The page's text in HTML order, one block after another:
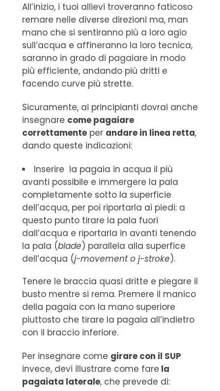
All’inizio, i tuoi allievi troveranno faticoso
remare nelle diverse direzioni ma, man
mano che si sentiranno più a loro agio
sull’acqua e affineranno la loro tecnica,
saranno in grado di pagaiare in modo
più efficiente, andando più dritti e
facendo curve più strette.
Sicuramente, ai principianti dovrai anche
insegnare come pagaiare
correttamenteper andare in linea retta,
dando queste indicazioni:
Inserire la pagaia in acqua il più
avanti possibile e immergere la pala
completamente sotto la superficie
dell’acqua, per poi riportarla ai piedi: a
questo punto tirare la pala fuori
dall’acqua e riportarla in avanti tenendo
la pala (blade) parallela alla superfice
dell’acqua (j-movement o j-stroke).
Tenere le braccia quasi dritte e piegare il
busto mentre si rema. Premere il manico
della pagaia con la mano superiore
piuttosto che tirare la pagaia all’indietro
con il braccio inferiore.
Per insegnare come girare con il SUP
invece, devi illustrare come fare la
pagaiata laterale, che prevede di: